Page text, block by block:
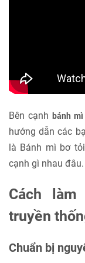
Bên cạnh bánh
hướng dẫn các
là Bánh mì bơ
cạnh gì nhau
Cách
truyền
Chuẩn bị